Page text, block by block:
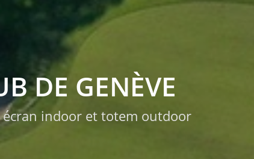
DE GENÈVE
écran indoor et totem outdoor